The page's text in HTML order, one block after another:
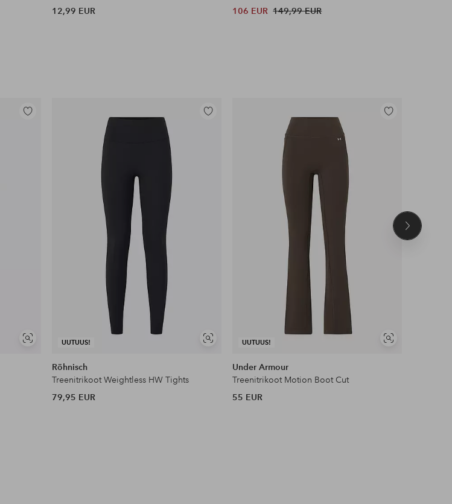
12,99 EUR
106 EUR 149,99 EUR
Näytä
Lisää
UUTUUS!
Näytä
Lisää
Röhnisch
Treenitrikoot Weightless HW Tights
79,95 EUR
UUTUUS!
Näytä
Lisää
Under Armour
Treenitrikoot Motion Boot Cut
55 EUR
Seuraava